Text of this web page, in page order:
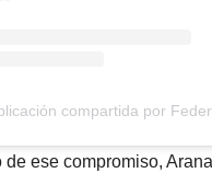
compartida por
de ese compromiso,